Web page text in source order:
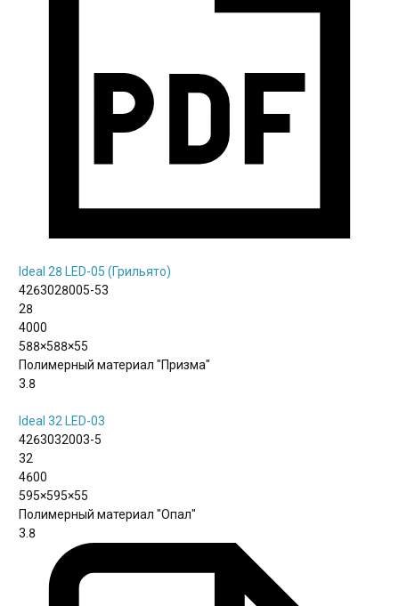
Ideal 28 LED-05 (Грильято)
4263028005-53
28
4000
588×588×55
Полимерный материал "Призма"
3.8
Ideal 32 LED-03
4263032003-5
32
4600
595×595×55
Полимерный материал "Опал"
3.8